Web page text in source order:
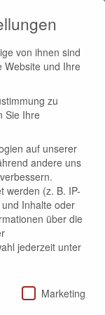
HILTON HONORS
von ihnen sind
Website und Ihre
zu
Sie Ihre
auf unserer
andere uns
werden (z. B. IP-
Inhalte oder
über die
jederzeit unter
Marketing